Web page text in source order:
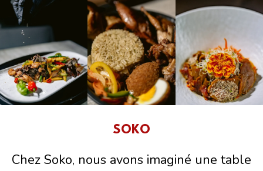
SOKO
Chez Soko, nous avons imaginé une table